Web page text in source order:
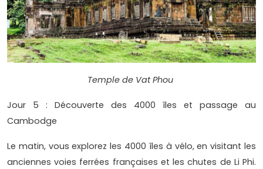
Temple de Vat Phou
Jour 5 : Découverte des 4000 îles et passage au
Cambodge
Le matin, vous explorez les 4000 îles à vélo, en visitant les
anciennes voies ferrées françaises et les chutes de Li Phi.